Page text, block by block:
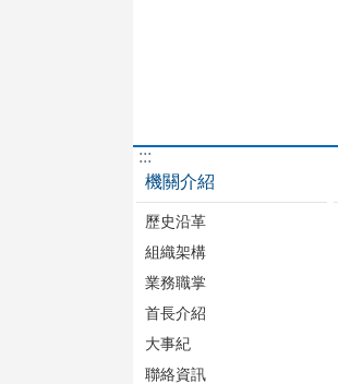
:::
機關介紹
歷史沿革
組織架構
業務職掌
首長介紹
大事紀
聯絡資訊